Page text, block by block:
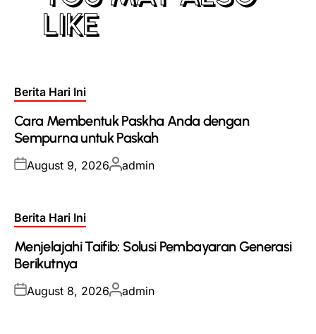
LIKE
Posted
Berita Hari Ini
Cara Membentuk Paskha Anda dengan
Sempurna untuk Paskah
Posted
August 9, 2026Posted
admin
Posted
Berita Hari Ini
Menjelajahi Taifib: Solusi Pembayaran Generasi
Berikutnya
Posted
August 8, 2026Posted
admin